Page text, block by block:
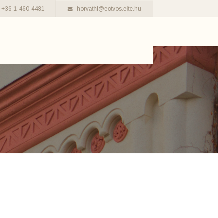
+36-1-460-4481 horvathl@eotvos.elte.hu